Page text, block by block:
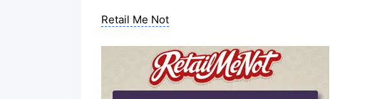
Retail Me Not